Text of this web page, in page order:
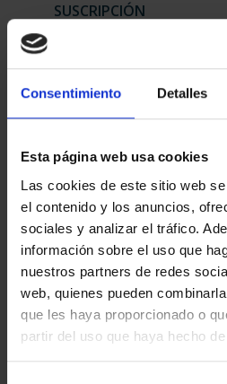
Consentimiento Detalles
Esta página web usa cookies
Las cookies de este sitio web
el contenido y los anuncios,
sociales y analizar el tráfico.
información sobre el uso que
nuestros partners de redes
web, quienes pueden
que les haya proporcionado o
partir del uso que haya hecho
SUSCRIPCIÓN
949,00 €
Sólo para usuarios
registrados
SUSCRIPCIÓN
CAPITALES DE